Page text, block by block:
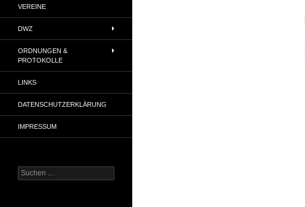
VEREINE
DWZ
ORDNUNGEN &
PROTOKOLLE
LINKS
DATENSCHUTZERKLÄRUNG
IMPRESSUM
Suchen
nach: